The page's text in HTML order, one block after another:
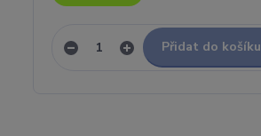
Přidat do košíku